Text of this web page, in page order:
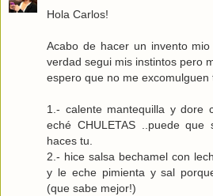
Hola Carlos!
Acabo de hacer un invento
verdad segui mis instintos pero
espero que no me excomulguen
1.- calente mantequilla y dore
eché CHULETAS ..puede
haces tu.
2.- hice salsa bechamel con
y le eche pimienta y sal
(que sabe mejor!)